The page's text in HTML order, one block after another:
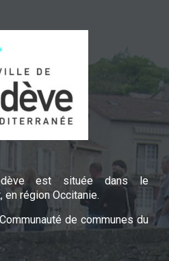
est située dans le
en région Occitanie.
de communes du